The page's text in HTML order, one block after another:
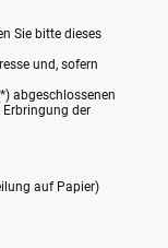
Sie bitte dieses
und, sofern
abgeschlossenen
der
auf Papier)